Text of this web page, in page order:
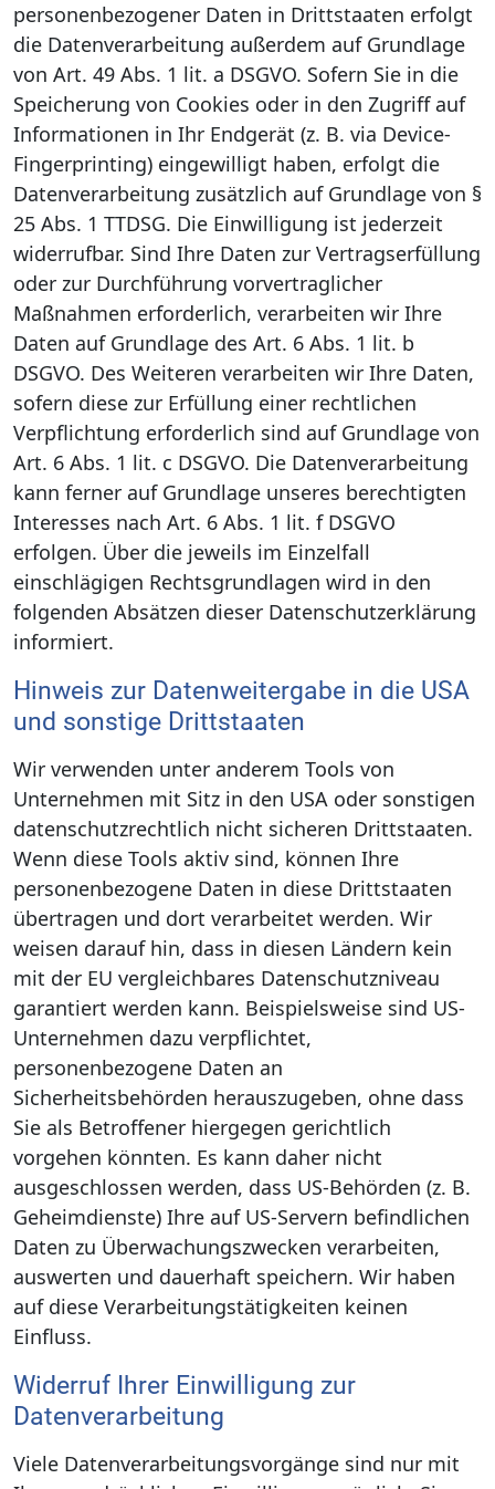
personenbezogener Daten in Drittstaaten erfolgt
die Datenverarbeitung außerdem auf Grundlage
von Art. 49 Abs. 1 lit. a DSGVO. Sofern Sie in die
Speicherung von Cookies oder in den Zugriff auf
Informationen in Ihr Endgerät (z. B. via Device-
Fingerprinting) eingewilligt haben, erfolgt die
Datenverarbeitung zusätzlich auf Grundlage von §
25 Abs. 1 TTDSG. Die Einwilligung ist jederzeit
widerrufbar. Sind Ihre Daten zur Vertragserfüllung
oder zur Durchführung vorvertraglicher
Maßnahmen erforderlich, verarbeiten wir Ihre
Daten auf Grundlage des Art. 6 Abs. 1 lit. b
DSGVO. Des Weiteren verarbeiten wir Ihre Daten,
sofern diese zur Erfüllung einer rechtlichen
Verpflichtung erforderlich sind auf Grundlage von
Art. 6 Abs. 1 lit. c DSGVO. Die Datenverarbeitung
kann ferner auf Grundlage unseres berechtigten
Interesses nach Art. 6 Abs. 1 lit. f DSGVO
erfolgen. Über die jeweils im Einzelfall
einschlägigen Rechtsgrundlagen wird in den
folgenden Absätzen dieser Datenschutzerklärung
informiert.
Hinweis zur Datenweitergabe in die USA
und sonstige Drittstaaten
Wir verwenden unter anderem Tools von
Unternehmen mit Sitz in den USA oder sonstigen
datenschutzrechtlich nicht sicheren Drittstaaten.
Wenn diese Tools aktiv sind, können Ihre
personenbezogene Daten in diese Drittstaaten
übertragen und dort verarbeitet werden. Wir
weisen darauf hin, dass in diesen Ländern kein
mit der EU vergleichbares Datenschutzniveau
garantiert werden kann. Beispielsweise sind US-
Unternehmen dazu verpflichtet,
personenbezogene Daten an
Sicherheitsbehörden herauszugeben, ohne dass
Sie als Betroffener hiergegen gerichtlich
vorgehen könnten. Es kann daher nicht
ausgeschlossen werden, dass US-Behörden (z. B.
Geheimdienste) Ihre auf US-Servern befindlichen
Daten zu Überwachungszwecken verarbeiten,
auswerten und dauerhaft speichern. Wir haben
auf diese Verarbeitungstätigkeiten keinen
Einfluss.
Widerruf Ihrer Einwilligung zur
Datenverarbeitung
Viele Datenverarbeitungsvorgänge sind nur mit